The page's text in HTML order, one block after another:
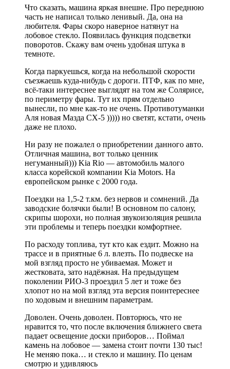
Что сказать, машина яркая внешне. Про переднюю
часть не написал только ленивый. Да, она на
любителя. Фары скоро наверное натянут на
лобовое стекло. Появилась функция подсветки
поворотов. Скажу вам очень удобная штука в
темноте.
Когда паркуешься, когда на небольшой скорости
съезжаешь куда-нибудь с дороги. ПТФ, как по мне,
всё-таки интереснее выглядят на том же Солярисе,
по периметру фары. Тут их прям отдельно
вынесли, по мне как-то не очень. Противотуманки
Аля новая Мазда СХ-5 ))))) но светят, кстати, очень
даже не плохо.
Ни разу не пожалел о приобретении данного авто.
Отличная машина, вот только ценник
негуманный))) Kia Rio — автомобиль малого
класса корейской компании Kia Motors. На
европейском рынке с 2000 года.
Поездки на 1,5-2 т.км. без нервов и сомнений. Да
заводские болячки были! В основном по салону,
скрипы шорохи, но полная звукоизоляция решила
эти проблемы и теперь поездки комфортнее.
По расходу топлива, тут кто как ездит. Можно на
трассе и в приятные 6 л. влезть. По подвеске на
мой взгляд просто не убиваемая. Может и
жестковата, зато надёжная. На предыдущем
поколении РИО-3 проездил 5 лет и тоже без
хлопот но на мой взгляд эта версия поинтереснее
по ходовым и внешним параметрам.
Доволен. Очень доволен. Повторюсь, что не
нравится то, что после включения ближнего света
падает освещение доски приборов… Поймал
камень на лобовое — замена стоит почти 130 тыс!
Не меняю пока… и стекло и машину. По ценам
смотрю и удивляюсь